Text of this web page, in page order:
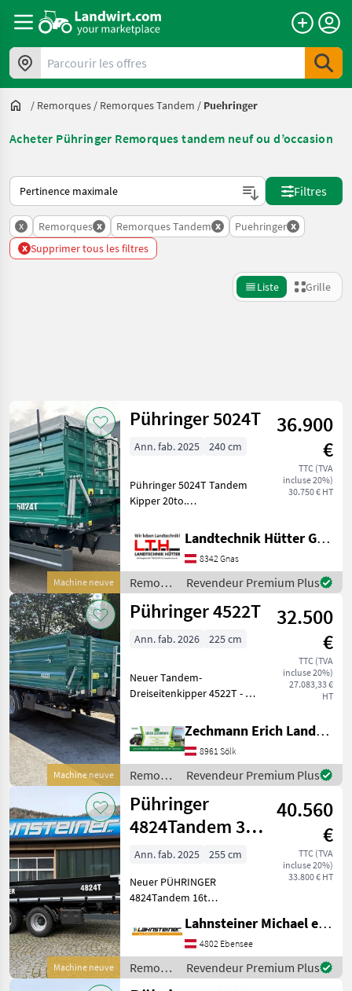
Parcourir les offres
/ Remorques / Remorques Tandem / Puehringer
Acheter Pühringer Remorques tandem neuf ou d’occasion
Voici comment les annonces sont triées sur Landwirt.com
Filtres
x Remorques x Remorques Tandem x Puehringer x
x Supprimer tous les filtres
Liste Grille
Catégorie 4 Pays Filtres
CHEMIN
ACTUEL
matériel
agricole
Remorques
Remorques
Tandem
Puehringer
CHOISIR
UNE
CATÉGORIE
Pühringer
Öhler
Fliegl
Farmtech
Fuhrmann
Afficher
tous
les 11
MODÈLE
Réinitialiser
15
résultats
Machine neuve
Pühringer 5024T
36.900
€
TTC (TVA
incluse 20%)
30.750 € HT
Ann. fab. 2025 240 cm
Pühringer 5024T Tandem
Kipper 20to.
Korngosse, Abdeckplane
kompl. mit Aufstieg und
Stehpotest, Bereifung:
385/65-R22, 5 NEU mit 40
KM/H Typisier
Landtechnik Hütter GmbH & Co KG
8342 Gnas
Remorques
/
Pühringer
Revendeur Premium Plus
Machine neuve
Pühringer 4522T
32.500
€
TTC (TVA
incluse 20%)
27.083,33 €
HT
Ann. fab. 2026 225 cm
Neuer Tandem-
Dreiseitenkipper 4522T - 13
Druckluftbremse mit ALB-
Regler - 40 Km/ Ausführung
mit Typenschein, stärkere
Achsausführun
Zechmann Erich Landmaschinen-Portalbau
8961 Sölk
Remorques
/
Pühringer
Revendeur Premium Plus
Machine neuve
Pühringer
4824Tandem 3-
Seitenkipper //
LAGERND // L110
40.560
€
TTC (TVA
incluse 20%)
33.800 € HT
Ann. fab. 2025
255 cm
Neuer PÜHRINGER
4824Tandem 16t
BAUKIPPER mit super
Ausstattung: * gewerbliche
Typisierung / 40 km/h *
Grundbordwand 600mm *
Lahnsteiner Michael e.U.
4802 Ebensee
Remorques
/
Revendeur Premium Plus